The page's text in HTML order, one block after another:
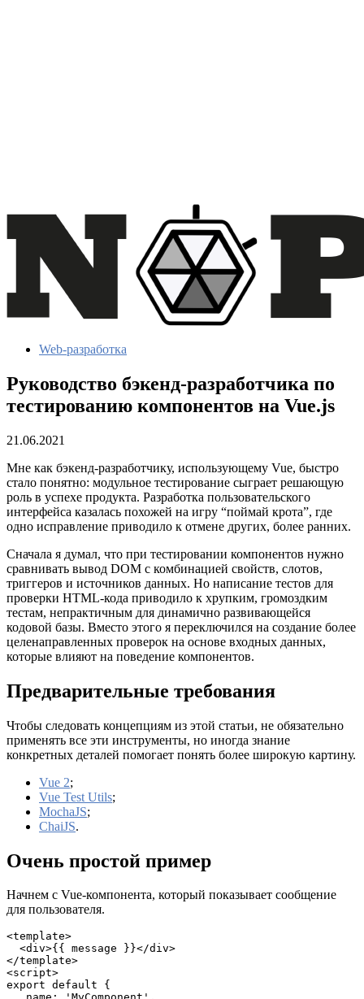
Web-разработка
Руководство бэкенд-разработчика по
тестированию компонентов на Vue.js
21.06.2021
Мне как бэкенд-разработчику, использующему Vue, быстро
стало понятно: модульное тестирование сыграет решающую
роль в успехе продукта. Разработка пользовательского
интерфейса казалась похожей на игру “поймай крота”, где
одно исправление приводило к отмене других, более ранних.
Сначала я думал, что при тестировании компонентов нужно
сравнивать вывод DOM с комбинацией свойств, слотов,
триггеров и источников данных. Но написание тестов для
проверки HTML-кода приводило к хрупким, громоздким
тестам, непрактичным для динамично развивающейся
кодовой базы. Вместо этого я переключился на создание более
целенаправленных проверок на основе входных данных,
которые влияют на поведение компонентов.
Предварительные требования
Чтобы следовать концепциям из этой статьи, не обязательно
применять все эти инструменты, но иногда знание
конкретных деталей помогает понять более широкую картину.
Vue 2;
Vue Test Utils;
MochaJS;
ChaiJS.
Очень простой пример
Начнем с Vue-компонента, который показывает сообщение
для пользователя.
<template>
</template>
<script>
export default {